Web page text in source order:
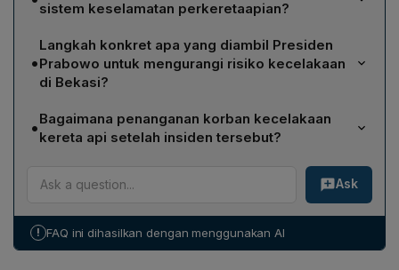
sistem keselamatan perkeretaapian?
Pemerintah akan melakukan evaluasi menyeluruh
terhadap sistem keselamatan perkeretaapian, termasuk
menilai peran perusahaan taksi Green SM, serta
•
Langkah konkret apa yang diambil Presiden
Prabowo untuk mengurangi risiko kecelakaan
di Bekasi?
Presiden Prabowo menyetujui pembangunan flyover di
wilayah Bekasi untuk mengurangi risiko kecelakaan
kereta api, mengingat tingginya kepadatan lalu lintas di
•Bagaimana penanganan korban kecelakaan
kereta api setelah insiden tersebut?
Sejak malam kejadian, evakuasi dilakukan secara
intensif; petugas gabungan mengevakuasi semua
penumpang, korban dirawat intensif di 12 rumah sakit
di RSUD dr. Chasbullah Abdulmadjid serta
Ask
! FAQ ini dihasilkan dengan menggunakan AI